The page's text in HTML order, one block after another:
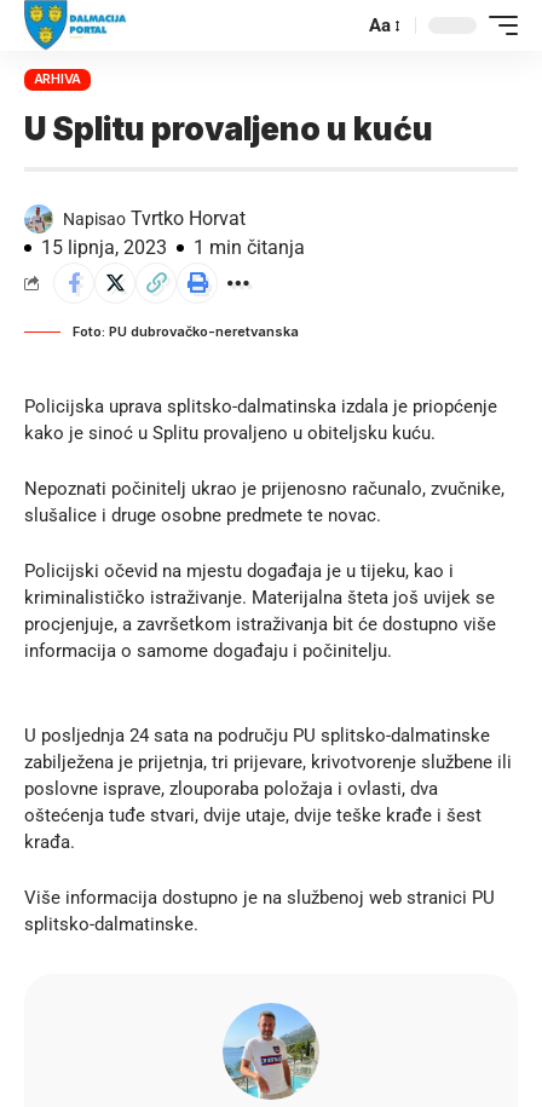
Aa
ARHIVA
U Splitu provaljeno u kuću
Napisao Tvrtko Horvat
15 lipnja, 2023
1 min čitanja
Foto: PU dubrovačko-neretvanska
Policijska uprava splitsko-dalmatinska izdala je priopćenje
kako je sinoć u Splitu provaljeno u obiteljsku kuću.
Nepoznati počinitelj ukrao je prijenosno računalo, zvučnike,
slušalice i druge osobne predmete te novac.
Policijski očevid na mjestu događaja je u tijeku, kao i
kriminalističko istraživanje. Materijalna šteta još uvijek se
procjenjuje, a završetkom istraživanja bit će dostupno više
informacija o samome događaju i počinitelju.
U posljednja 24 sata na području PU splitsko-dalmatinske
zabilježena je prijetnja, tri prijevare, krivotvorenje službene ili
poslovne isprave, zlouporaba položaja i ovlasti, dva
oštećenja tuđe stvari, dvije utaje, dvije teške krađe i šest
krađa.
Više informacija dostupno je na službenoj web stranici PU
splitsko-dalmatinske.